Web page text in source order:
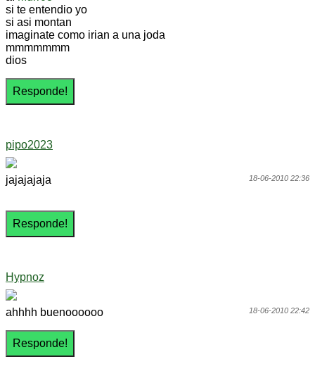
si te entendio yo
si asi montan
imaginate como irian a una joda
mmmmmmm
dios
pipo2023
18-06-2010 22:36
jajajajaja
Hypnoz
18-06-2010 22:42
ahhhh buenoooooo